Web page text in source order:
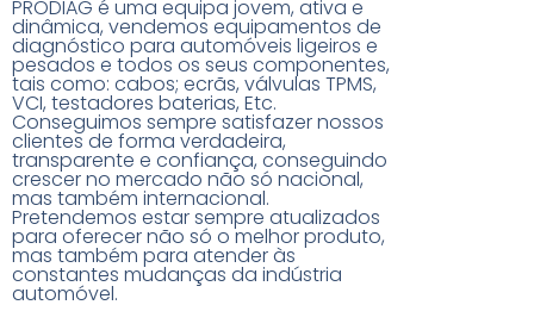
PRODIAG é uma equipa jovem, ativa e
dinâmica, vendemos equipamentos de
diagnóstico para automóveis ligeiros e
pesados e todos os seus componentes,
tais como: cabos; ecrãs, válvulas TPMS,
VCI, testadores baterias, Etc.
Conseguimos sempre satisfazer nossos
clientes de forma verdadeira,
transparente e confiança, conseguindo
crescer no mercado não só nacional,
mas também internacional.
Pretendemos estar sempre atualizados
para oferecer não só o melhor produto,
mas também para atender às
constantes mudanças da indústria
automóvel.